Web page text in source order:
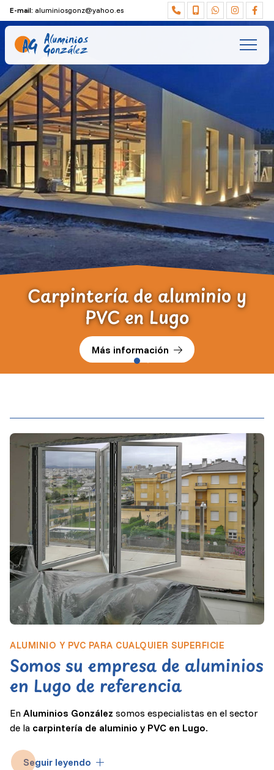
E-mail: aluminiosgonz@yahoo.es
Carpintería de aluminio y
PVC en Lugo
Más información
ALUMINIO Y PVC PARA CUALQUIER SUPERFICIE
Somos su empresa de aluminios
en Lugo de referencia
En Aluminios González somos especialistas en el sector
de la carpintería de aluminio y PVC en Lugo.
Diseñamos y fabricamos todo tipo de
Seguir leyendo